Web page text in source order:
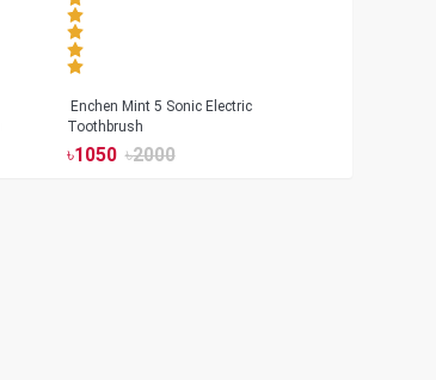
Enchen Mint 5 Sonic Electric
Toothbrush
৳1050 ৳2000